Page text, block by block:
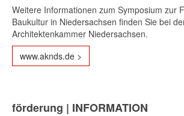
Weitere Informationen zum Symposium zur
Baukultur in Niedersachsen finden Sie bei
Architektenkammer Niedersachsen.
www.aknds.de >
förderung | INFORMATION